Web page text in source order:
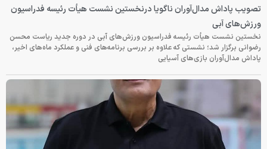
تصویب پاداش مدال‌آوران ناگویا درنخستین نشست هیأت رئیسه فدراسیون
ورزش‌های آبی
نخستین نشست هیأت رئیسه فدراسیون ورزش‌های آبی در دوره جدید ریاست محسن
رضوانی برگزار شد؛ نشستی که علاوه بر بررسی برنامه‌های فنی و عملکرد ماه‌های اخیر،
پاداش مدال‌آوران بازی‌های آسیایی